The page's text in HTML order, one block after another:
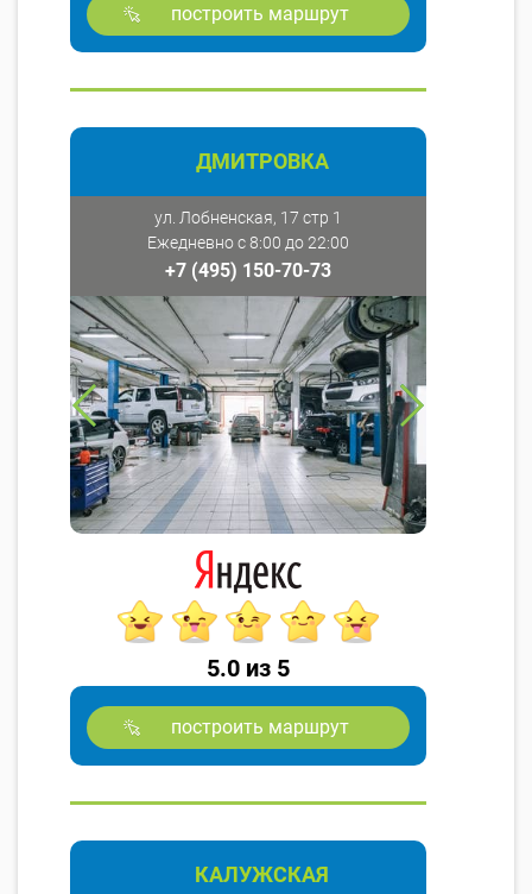
построить маршрут
ДМИТРОВКА
ул. Лобненская, 17 стр 1
Ежедневно с 8:00 до 22:00
+7 (495) 150-70-73
5.0 из 5
построить маршрут
КАЛУЖСКАЯ